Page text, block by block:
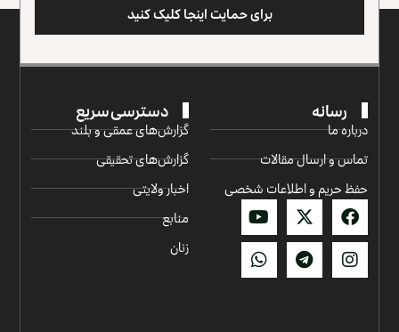
برای حمایت اینجا کلیک کنید
رسانه
درباره ما
تماس و ارسال مقالات
حفظ حریم و اطلاعات شخصی
دسترسی سریع
گزارش‌‌های عمقی و بلند
گزارش‌های تحقیقی
اخبار ولایتی
منابع
زنان